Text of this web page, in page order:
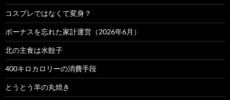
コスプレではなくて変身？
ボーナスを忘れた家計運営（2026年6月）
北の主食は水餃子
400キロカロリーの消費手段
とうとう羊の丸焼き